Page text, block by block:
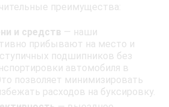
преимущества:
и средств — наши
прибывают на место и
подшипников без
автомобиля в
позволяет минимизировать
расходов на буксировку.